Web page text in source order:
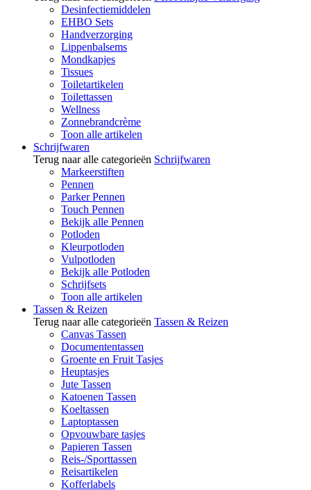
Desinfectiemiddelen
EHBO Sets
Handverzorging
Lippenbalsems
Mondkapjes
Tissues
Toiletartikelen
Toilettassen
Wellness
Zonnebrandcrème
Toon alle artikelen
Schrijfwaren
Terug naar alle categorieën Schrijfwaren
Markeerstiften
Pennen
Parker Pennen
Touch Pennen
Bekijk alle Pennen
Potloden
Kleurpotloden
Vulpotloden
Bekijk alle Potloden
Schrijfsets
Toon alle artikelen
Tassen & Reizen
Terug naar alle categorieën Tassen & Reizen
Canvas Tassen
Documententassen
Groente en Fruit Tasjes
Heuptasjes
Jute Tassen
Katoenen Tassen
Koeltassen
Laptoptassen
Opvouwbare tasjes
Papieren Tassen
Reis-/Sporttassen
Reisartikelen
Kofferlabels